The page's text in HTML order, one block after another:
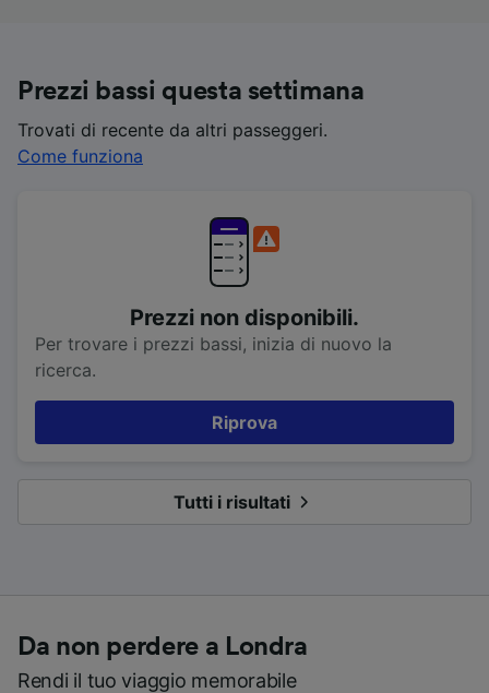
Prezzi bassi questa settimana
Trovati di recente da altri passeggeri.
Come funziona
Prezzi non disponibili.
Per trovare i prezzi bassi, inizia di nuovo la
ricerca.
Riprova
Tutti i risultati
Da non perdere a Londra
Rendi il tuo viaggio memorabile